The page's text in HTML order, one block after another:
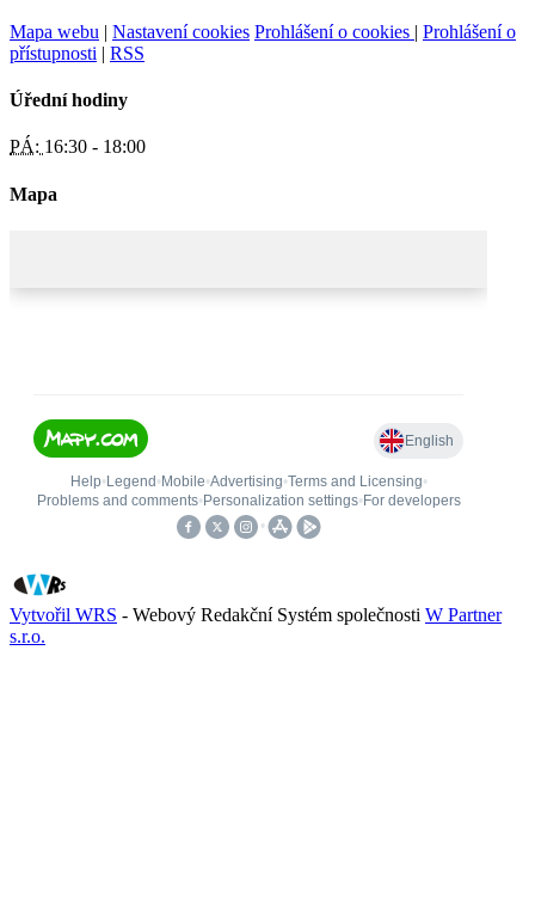
Mapa webu | Nastavení cookies Prohlášení o cookies | Prohlášení o
přístupnosti | RSS
Úřední hodiny
PÁ: 16:30 - 18:00
Mapa
Vytvořil WRS - Webový Redakční Systém společnosti W Partner
s.r.o.